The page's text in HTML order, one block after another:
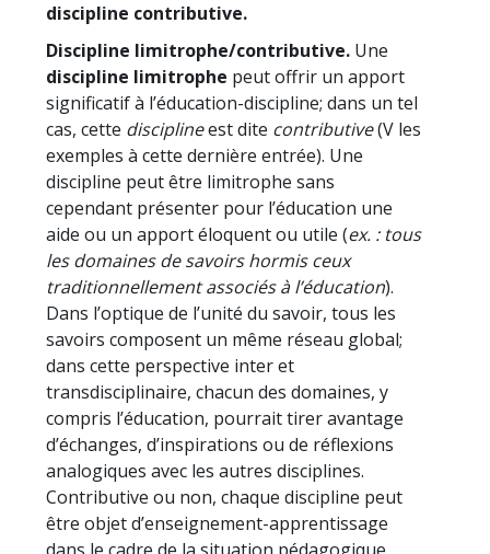
discipline contributive.
Discipline limitrophe/contributive. Une
discipline limitrophe peut offrir un apport
significatif à l’éducation-discipline; dans un tel
cas, cette disciplineest dite contributive(V les
exemples à cette dernière entrée). Une
discipline peut être limitrophe sans
cependant présenter pour l’éducation une
aide ou un apport éloquent ou utile (ex. : tous
les domaines de savoirs hormis ceux
traditionnellement associés à l’éducation).
Dans l’optique de l’unité du savoir, tous les
savoirs composent un même réseau global;
dans cette perspective inter et
transdisciplinaire, chacun des domaines, y
compris l’éducation, pourrait tirer avantage
d’échanges, d’inspirations ou de réflexions
analogiques avec les autres disciplines.
Contributive ou non, chaque discipline peut
être objet d’enseignement-apprentissage